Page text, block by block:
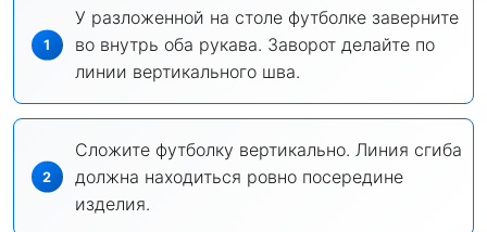
У разложенной на столе футболке заверните
во внутрь оба рукава. Заворот делайте по
линии вертикального шва.
Сложите футболку вертикально. Линия сгиба
должна находиться ровно посередине
изделия.